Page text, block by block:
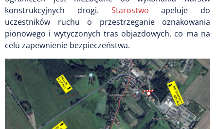
konstrukcyjnych drogi. Starostwo apeluje do
uczestników ruchu o przestrzeganie oznakowania
pionowego i wytyczonych tras objazdowych, co ma na
celu zapewnienie bezpieczeństwa.